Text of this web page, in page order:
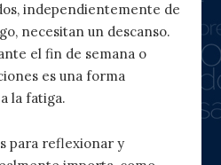
independientemente de
necesitan un descanso.
el fin de semana o
es una forma
la fatiga.
para reflexionar y